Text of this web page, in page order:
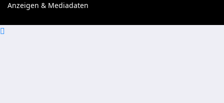
Anzeigen & Mediadaten